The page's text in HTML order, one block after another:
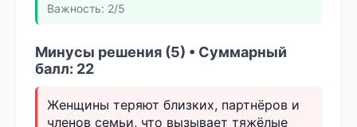
Важность: 2/5
Минусы решения (5) • Суммарный
балл: 22
Женщины теряют близких, партнёров и
членов семьи, что вызывает тяжёлые